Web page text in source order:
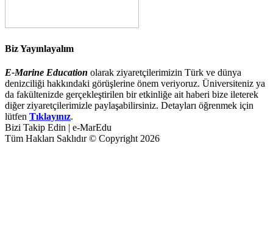
Biz Yayınlayalım
E-Marine Education olarak ziyaretçilerimizin Türk ve dünya
denizciliği hakkındaki görüşlerine önem veriyoruz. Üniversiteniz ya
da fakültenizde gerçekleştirilen bir etkinliğe ait haberi bize ileterek
diğer ziyaretçilerimizle paylaşabilirsiniz. Detayları öğrenmek için
lütfen Tıklayınız.
Bizi Takip Edin | e-MarEdu
Tüm Hakları Saklıdır © Copyright 2026